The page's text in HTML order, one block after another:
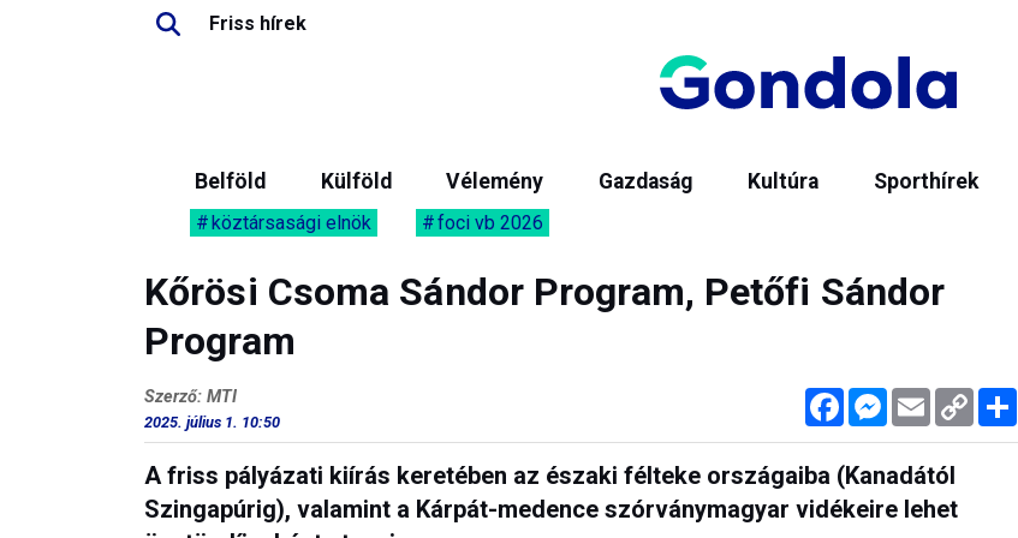
Friss hírek
Belföld Külföld Vélemény Gazdaság Kultúra Sporthírek
köztársasági elnök foci vb 2026
Kőrösi Csoma Sándor Program, Petőfi Sándor
Program
FacebookMessenger
Email Copy
Link
Szerző: MTI
2025. július 1. 10:50
A friss pályázati kiírás keretében az északi félteke országaiba (Kanadától
Szingapúrig), valamint a Kárpát-medence szórványmagyar vidékeire lehet